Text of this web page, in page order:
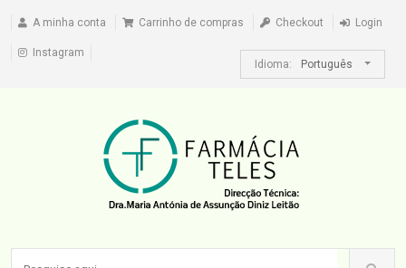
A minha conta Carrinho de compras Checkout Login
Instagram
Idioma:
Português